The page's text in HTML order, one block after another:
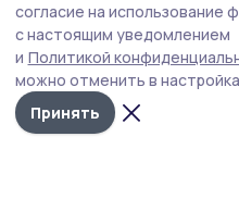
согласие на использование
с настоящим уведомлением
и Политикой
можно отменить в
Принять